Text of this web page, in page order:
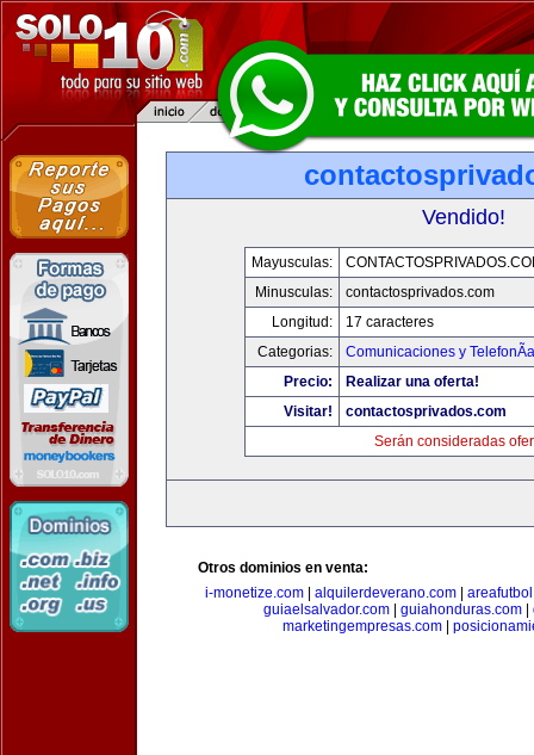
Vendido!
Mayusculas:
Minusculas:
contactosprivados.com
Longitud:
17 caracteres
Categorias:
Comunicaciones y TelefonÃ­a
Precio:
Realizar una oferta!
Visitar!
contactosprivados.com
Serán consideradas
Otros dominios en venta:
i-monetize.com
alquilerdeverano.com
guiaelsalvador.com| guiahonduras.com|
marketingempresas.com